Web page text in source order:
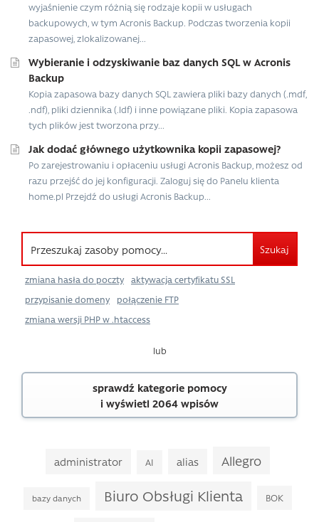
wyjaśnienie czym różnią się rodzaje kopii w usługach
backupowych, w tym Acronis Backup. Podczas tworzenia kopii
zapasowej, zlokalizowanej...
Wybieranie i odzyskiwanie baz danych SQL w Acronis
Backup
Kopia zapasowa bazy danych SQL zawiera pliki bazy danych (.mdf,
.ndf), pliki dziennika (.ldf) i inne powiązane pliki. Kopia zapasowa
tych plików jest tworzona przy...
Jak dodać głównego użytkownika kopii zapasowej?
Po zarejestrowaniu i opłaceniu usługi Acronis Backup, możesz od
razu przejść do jej konfiguracji. Zaloguj się do Panelu klienta
home.pl Przejdź do usługi Acronis Backup...
Szukaj
zmiana hasła do poczty
aktywacja certyfikatu SSL
przypisanie domeny
połączenie FTP
zmiana wersji PHP w .htaccess
lub
sprawdź kategorie pomocy
i wyświetl 2064 wpisów
administrator AI alias Allegro
bazy danych Biuro Obsługi Klienta BOK